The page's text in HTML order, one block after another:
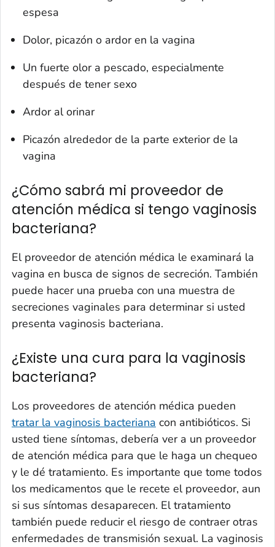
espesa
Dolor, picazón o ardor en la vagina
Un fuerte olor a pescado, especialmente
después de tener sexo
Ardor al orinar
Picazón alrededor de la parte exterior de la
vagina
¿Cómo sabrá mi proveedor de
atención médica si tengo vaginosis
bacteriana?
El proveedor de atención médica le examinará la
vagina en busca de signos de secreción. También
puede hacer una prueba con una muestra de
secreciones vaginales para determinar si usted
presenta vaginosis bacteriana.
¿Existe una cura para la vaginosis
bacteriana?
Los proveedores de atención médica pueden
tratar la vaginosis bacteriana con antibióticos. Si
usted tiene síntomas, debería ver a un proveedor
de atención médica para que le haga un chequeo
y le dé tratamiento. Es importante que tome todos
los medicamentos que le recete el proveedor, aun
si sus síntomas desaparecen. El tratamiento
también puede reducir el riesgo de contraer otras
enfermedades de transmisión sexual. La vaginosis